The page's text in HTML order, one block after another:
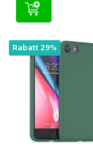
Rabatt 29%